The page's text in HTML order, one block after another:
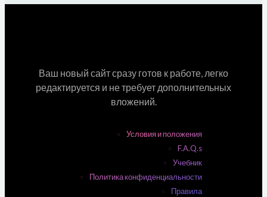
Ваш новый сайт сразу готов к работе, легко
редактируется и не требует дополнительных
вложений.
Условия и положения
F.A.Q.s
Учебник
Политика конфиденциальности
Правила